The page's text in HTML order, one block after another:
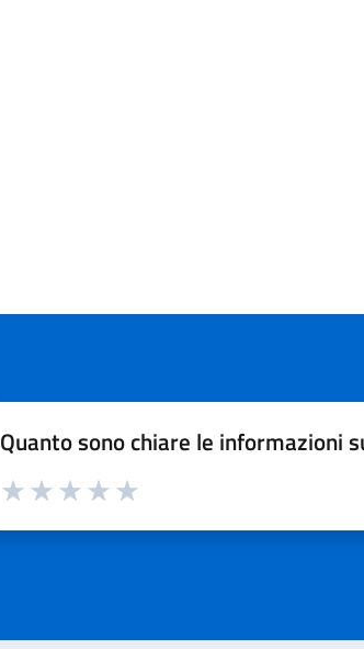
Quanto sono chiare le informazioni